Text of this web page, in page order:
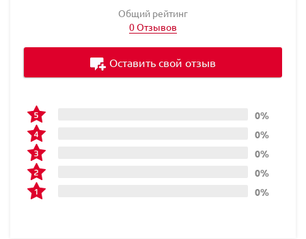
Общий рейтинг
0 Отзывов
0%
0%
0%
0%
0%
Оставить свой отзыв